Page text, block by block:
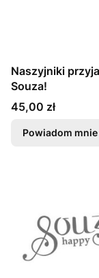
Naszyjniki
Souza!
Cena
45,00 zł
Powiadom